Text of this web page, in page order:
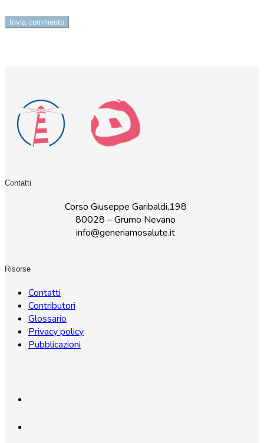
Contatti
Corso Giuseppe Garibaldi,198
80028 – Grumo Nevano
info@generiamosalute.it
Risorse
Contatti
Contributori
Glossario
Privacy policy
Pubblicazioni